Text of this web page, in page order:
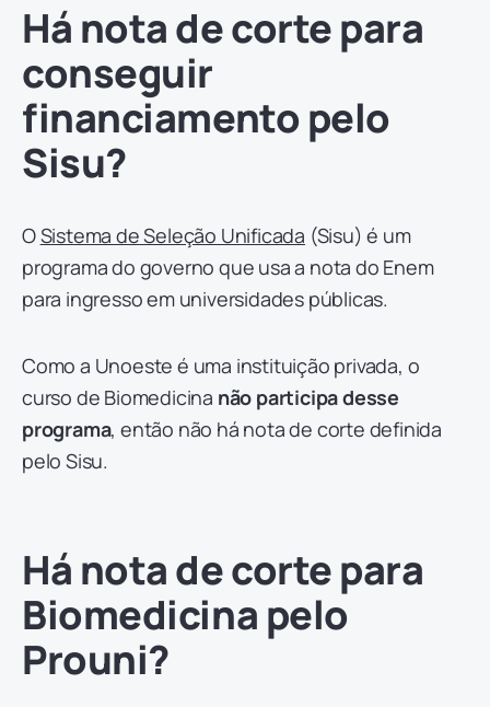
Há nota de corte para
conseguir
financiamento pelo
Sisu?
OSistema de Seleção Unificada (Sisu) é um
programa do governo que usa a nota do Enem
para ingresso em universidades públicas.
Como a Unoeste é uma instituição privada, o
curso de Biomedicina não participa desse
programa, então não há nota de corte definida
pelo Sisu.
Há nota de corte para
Biomedicina pelo
Prouni?